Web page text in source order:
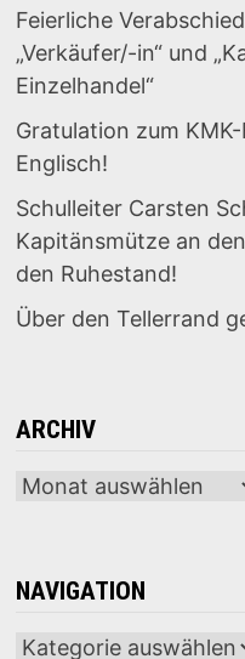
Feierliche
„Verkäufer/-in“ und
Einzelhandel“
Gratulation zum
Englisch!
Schulleiter Carsten
Kapitänsmütze an
den Ruhestand!
Über den Tellerrand
ARCHIV
Archiv
NAVIGATION
Navigation